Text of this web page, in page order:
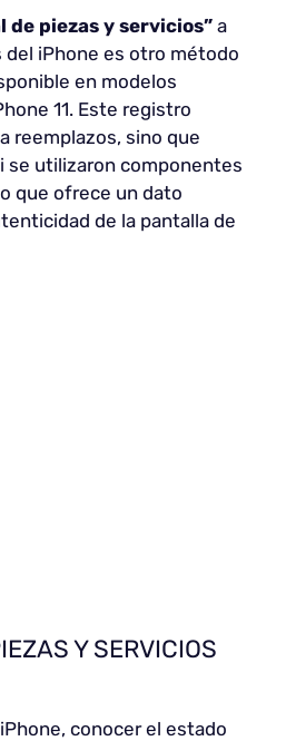
de piezas y servicios” a
iPhone es otro método
en modelos
11. Este registro
reemplazos, sino que
se utilizaron componentes
que ofrece un dato
de la pantalla de
Y SERVICIOS
conocer el estado